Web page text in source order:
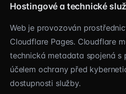
Hostingové a technické
Web je provozován
Cloudflare Pages. Cloudflare
technická metadata spojená s
účelem ochrany před
dostupnosti služby.